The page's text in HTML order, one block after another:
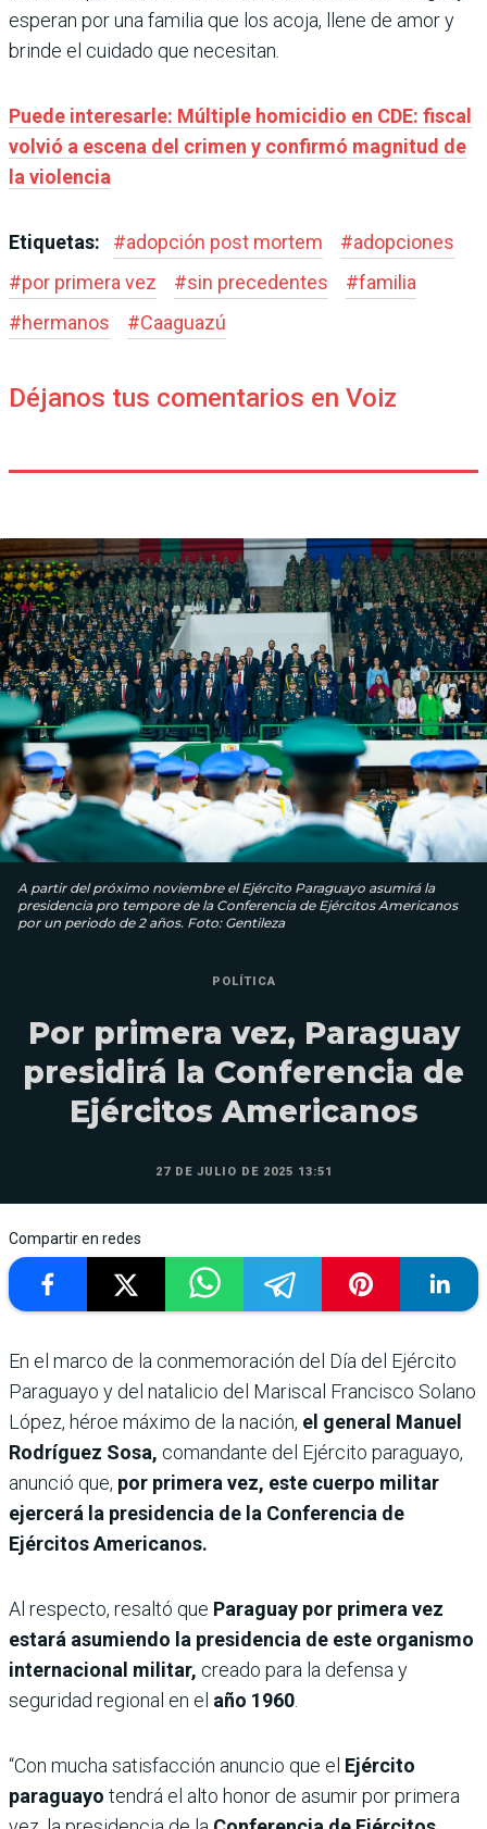
esperan por una familia que los acoja, llene de amor y
brinde el cuidado que necesitan.
Puede interesarle: Múltiple homicidio en CDE: fiscal
volvió a escena del crimen y confirmó magnitud de
la violencia
Etiquetas: #adopción post mortem #adopciones
#por primera vez #sin precedentes #familia
#hermanos #Caaguazú
Déjanos tus comentarios en Voiz
A partir del próximo noviembre el Ejército Paraguayo asumirá la
presidencia pro tempore de la Conferencia de Ejércitos Americanos
por un periodo de 2 años. Foto: Gentileza
POLÍTICA
Por primera vez, Paraguay
presidirá la Conferencia de
Ejércitos Americanos
27 DE JULIO DE 2025 13:51
Compartir en redes
En el marco de la conmemoración del Día del Ejército
Paraguayo y del natalicio del Mariscal Francisco Solano
López, héroe máximo de la nación, el general Manuel
Rodríguez Sosa, comandante del Ejército paraguayo,
anunció que, por primera vez, este cuerpo militar
ejercerá la presidencia de la Conferencia de
Ejércitos Americanos.
Al respecto, resaltó que Paraguay por primera vez
estará asumiendo la presidencia de este organismo
internacional militar, creado para la defensa y
seguridad regional en el año 1960.
“Con mucha satisfacción anuncio que el Ejército
paraguayo tendrá el alto honor de asumir por primera